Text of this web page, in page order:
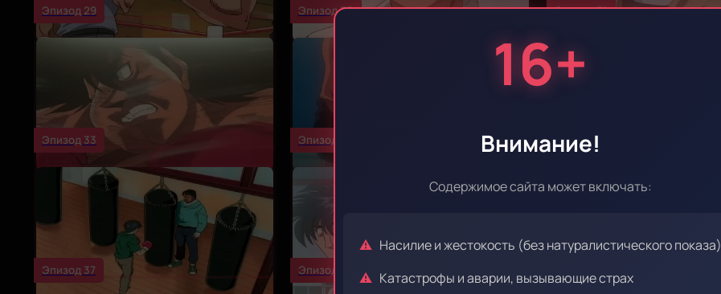
16+
Внимание!
Содержимое сайта может включать:
Насилие и жестокость (без натуралистического показа)
Катастрофы и аварии, вызывающие страх
Эпизод 29 Эпизод 30 Эпизод 31
Эпизод 33 Эпизод 34 Эпизод 35
Эпизод 37 Эпизод 38